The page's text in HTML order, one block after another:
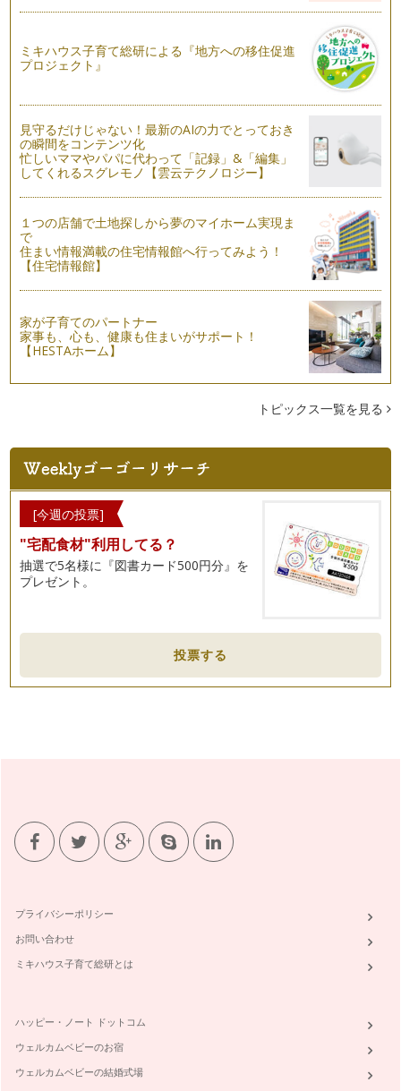
赤ちゃんと一緒に音楽を楽しむ時に一番大切な事
音楽は、生活の中に自然に存在しています。家ではテレビをつ
ければ音楽が流れていますし、一歩外…
ああ、また散らかしたまま・・・。どうしてお片付けできない
のかしら？ 子ど…
新しいおもちゃを買わなくても、家にあるものを使って子ども
と一緒に遊ぼう
毎日同じ遊びじゃ子どもも飽きてきちゃう、かといってあたら
しいおもちゃを買うのもなあと悩んで…
ミキハウス子育て総研による『地方への移住促進
プロジェクト』
見守るだけじゃない！最新のAIの力でとっておき
の瞬間をコンテンツ化
忙しいママやパパに代わって「記録」&「編集」
してくれるスグレモノ【雲云テクノロジー】
１つの店舗で土地探しから夢のマイホーム実現ま
で
住まい情報満載の住宅情報館へ行ってみよう！
【住宅情報館】
家が子育てのパートナー
家事も、心も、健康も住まいがサポート！
【HESTAホーム】
トピックス一覧を見る
[今週の投票]
"宅配食材"利用してる？
抽選で5名様に『図書カード500円分』を
プレゼント。
投票する
プライバシーポリシー
お問い合わせ
ミキハウス子育て総研とは
ハッピー・ノート ドットコム
ウェルカムベビーのお宿
ウェルカムベビーの結婚式場